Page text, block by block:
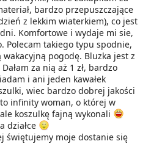
bardzo przepuszczające
z lekkim wiaterkiem), co jest
Komfortowe i wydaje mi sie,
Polecam takiego typu spodnie,
pogodę. Bluzka jest z
Dałam za nią aż 1 zł, bardzo
i ani jeden kawałek
wiec bardzo dobrej jakości
infinity woman, o której w
koszulkę fajną wykonali
działce
świętujemy moje dostanie się